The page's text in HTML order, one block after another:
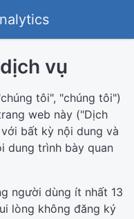
vụ
tôi", "chúng tôi")
web này ("Dịch
bất kỳ nội dung và
dung trình bày quan
người dùng ít nhất 13
lòng không đăng ký